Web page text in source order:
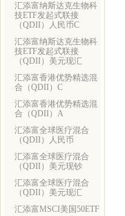
汇添富纳斯达克生物科
技ETF发起式联接
（QDII）人民币C
汇添富纳斯达克生物科
技ETF发起式联接
（QDII）美元现汇
汇添富香港优势精选混
合（QDII）C
汇添富香港优势精选混
合（QDII）A
汇添富全球医疗混合
（QDII）人民币
汇添富全球医疗混合
（QDII）美元现钞
汇添富全球医疗混合
（QDII）美元现汇
汇添富MSCI美国50ETF